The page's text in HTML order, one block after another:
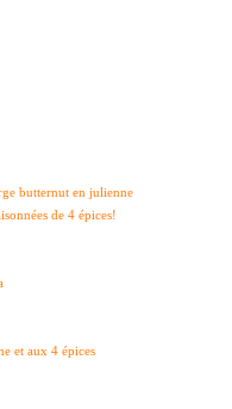
butternut en julienne
de 4 épices!
et aux 4 épices